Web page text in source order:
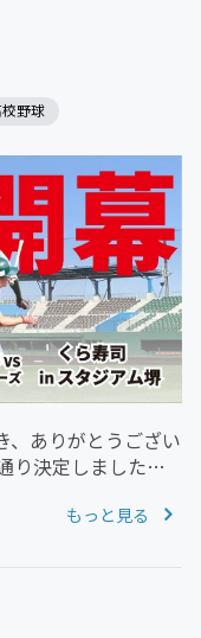
野球
、ありがとうござい
り決定しましたの
11：00）会場くら
もっと見る